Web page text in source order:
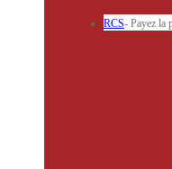
RCS- Payez la